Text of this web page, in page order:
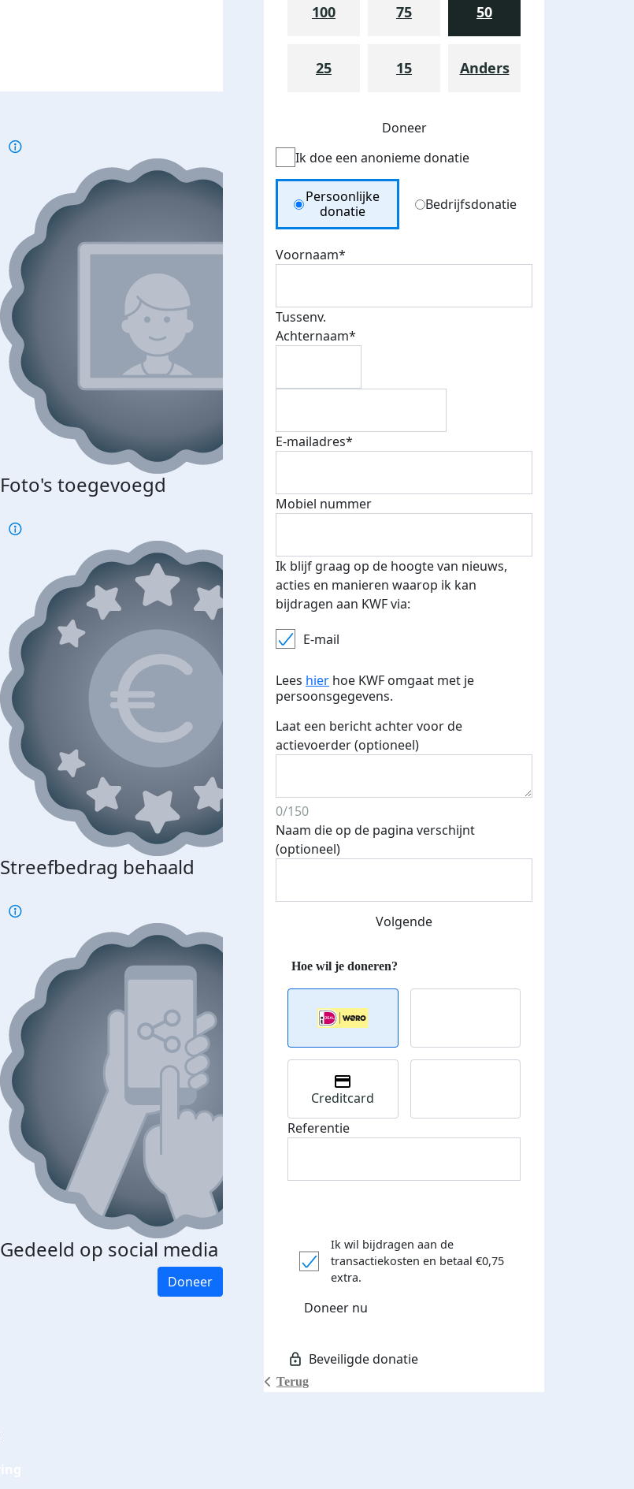
Foto's toegevoegd
Streefbedrag behaald Streefbedrag verhoogd
Gedeeld op social media Donateurs bedankt
Doneer
100 75 50
25 15 Anders
Doneer
Ik doe een anonieme donatie
Donation Type
Persoonlijke
donatie
Bedrijfsdonatie
Voornaam*
Tussenv.
Achternaam*
E-mailadres*
Mobiel nummer
Ik blijf graag op de hoogte van nieuws,
acties en manieren waarop ik kan
bijdragen aan KWF via:
E-mail
Lees hier hoe KWF omgaat met je
persoonsgegevens.
Laat een bericht achter voor de
actievoerder (optioneel)
0/150
Naam die op de pagina verschijnt
(optioneel)
Volgende
Terug
Creditcard
Referentie
Ik wil bijdragen aan de
transactiekosten en betaal €0,75
extra.
Doneer nu